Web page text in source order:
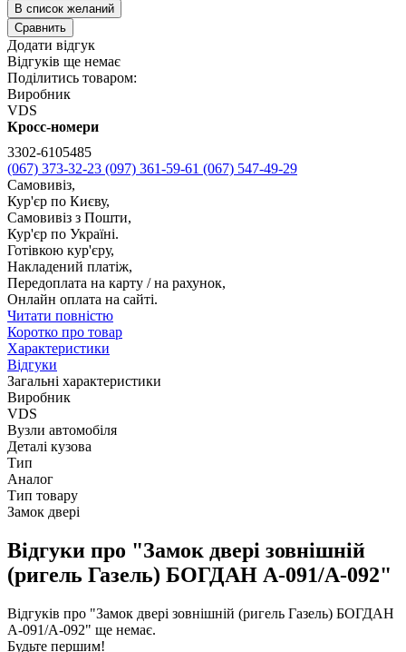
В список желаний
Сравнить
Додати відгук
Відгуків ще немає
Поділитись товаром:
Виробник
VDS
Кросс-номери
3302-6105485
(067) 373-32-23 (097) 361-59-61 (067) 547-49-29
Самовивіз,
Кур'єр по Києву,
Самовивіз з Пошти,
Кур'єр по Україні.
Готівкою кур'єру,
Накладений платіж,
Передоплата на карту / на рахунок,
Онлайн оплата на сайті.
Читати повністю
Коротко про товар
Характеристики
Відгуки
Загальні характеристики
Виробник
VDS
Вузли автомобіля
Деталі кузова
Тип
Аналог
Тип товару
Замок двері
Відгуки про "Замок двері зовнішній
(ригель Газель) БОГДАН А-091/А-092"
Відгуків про "Замок двері зовнішній (ригель Газель) БОГДАН
А-091/А-092" ще немає.
Будьте першим!